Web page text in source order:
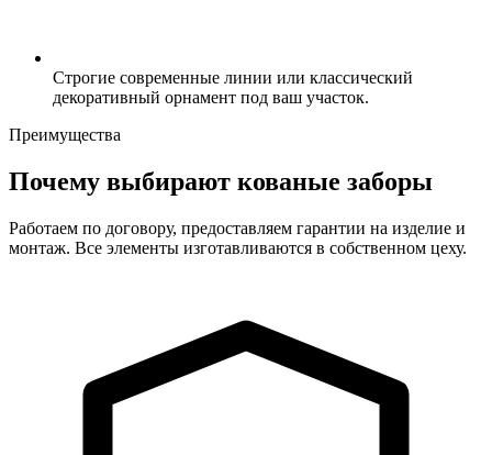
Строгие современные линии или классический
декоративный орнамент под ваш участок.
Преимущества
Почему выбирают кованые заборы
Работаем по договору, предоставляем гарантии на изделие и
монтаж. Все элементы изготавливаются в собственном цеху.